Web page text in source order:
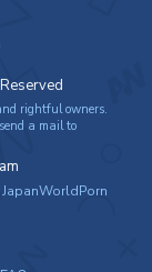
rightful owners.
a mail to
JapanWorldPorn